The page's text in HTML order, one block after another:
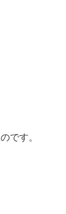
のです。